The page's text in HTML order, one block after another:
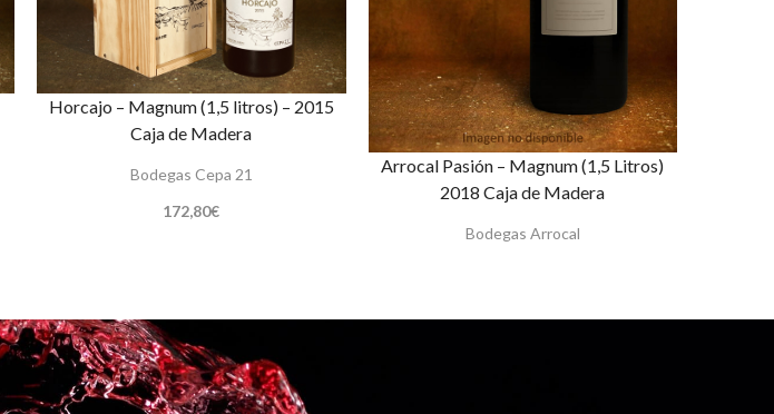
Horcajo – Magnum (1,5 litros) – 2015
Caja de Madera
Bodegas Cepa 21
172,80€
Arrocal Pasión – Magnum (1,5 Litros)
2018 Caja de Madera
Bodegas Arrocal